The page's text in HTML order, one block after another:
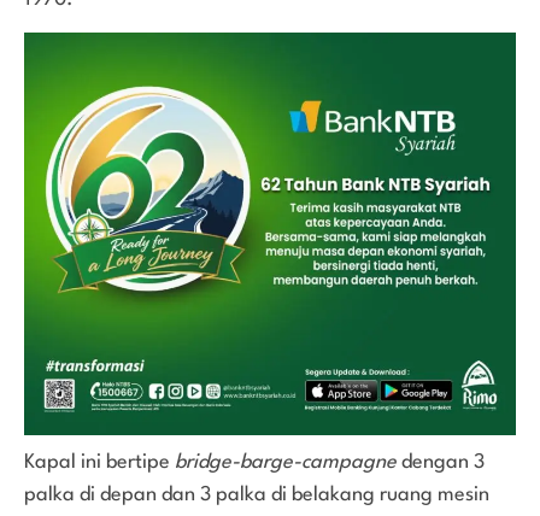
Kapal ini bertipe bridge-barge-campagne dengan 3
palka di depan dan 3 palka di belakang ruang mesin